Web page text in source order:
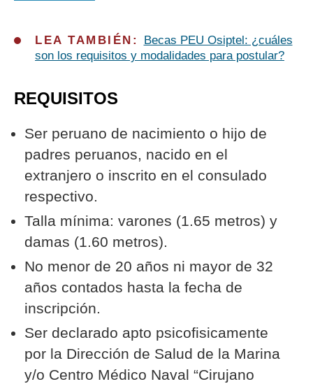
LEA TAMBIÉN:
Becas PEU Osiptel: ¿cuáles
son los requisitos y modalidades para postular?
REQUISITOS
Ser peruano de nacimiento o hijo de
padres peruanos, nacido en el
extranjero o inscrito en el consulado
respectivo.
Talla mínima: varones (1.65 metros) y
damas (1.60 metros).
No menor de 20 años ni mayor de 32
años contados hasta la fecha de
inscripción.
Ser declarado apto psicofisicamente
por la Dirección de Salud de la Marina
y/o Centro Médico Naval “Cirujano